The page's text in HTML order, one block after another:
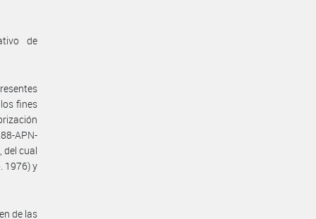
de
fines
APN-
del cual
1976) y
de las